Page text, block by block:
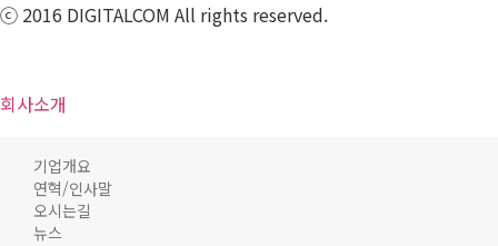
ⓒ 2016 DIGITALCOM All rights reserved.
회사소개
기업개요
연혁/인사말
오시는길
뉴스